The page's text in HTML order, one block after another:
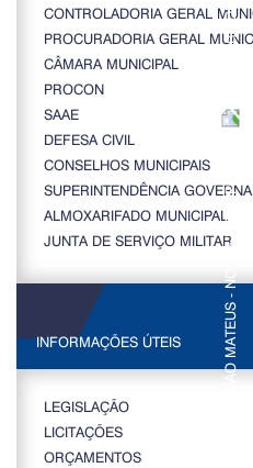
CONTROLADORIA GERAL
PROCURADORIA GERAL
CÂMARA MUNICIPAL
PROCON
SAAE
DEFESA CIVIL
CONSELHOS MUNICIPAIS
SUPERINTENDÊNCIA
ALMOXARIFADO MUNICIPAL
JUNTA DE SERVIÇO MILITAR
INFORMAÇÕES ÚTEIS
LEGISLAÇÃO
LICITAÇÕES
ORÇAMENTOS